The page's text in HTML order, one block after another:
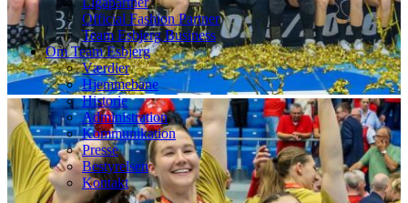
Official Fashion Partner
Team Esbjerg Business
Om Team Esbjerg
Værdier
Hjemmebane
Historie
Administration
Kommunikation
Presse
Bestyrelsen
Kontakt